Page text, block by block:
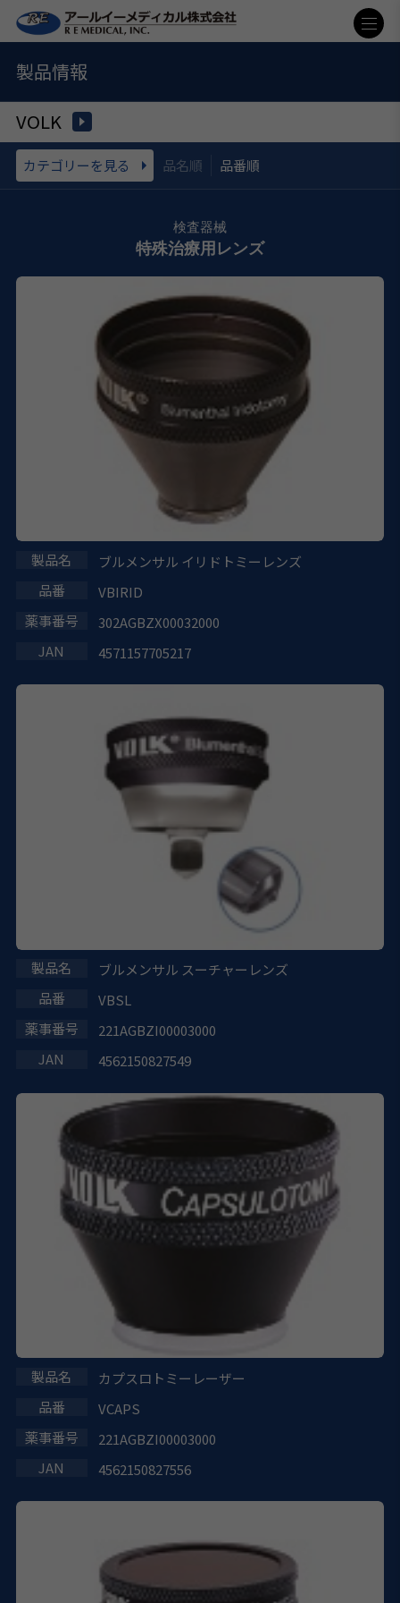
製品情報
VOLK
カテゴリーを見る 品名順 品番順
特殊治療用レンズ
ブルメンサル イリドトミーレンズ
VBIRID
302AGBZX00032000
4571157705217
ブルメンサル スーチャーレンズ
VBSL
221AGBZI00003000
4562150827549
カプスロトミーレーザー
VCAPS
221AGBZI00003000
4562150827556